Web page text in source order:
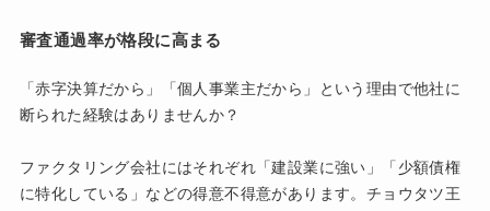
審査通過率が格段に高まる
「赤字決算だから」「個人事業主だから」という理由で他社に
断られた経験はありませんか？
ファクタリング会社にはそれぞれ「建設業に強い」「少額債権
に特化している」などの得意不得意があります。チョウタツ王